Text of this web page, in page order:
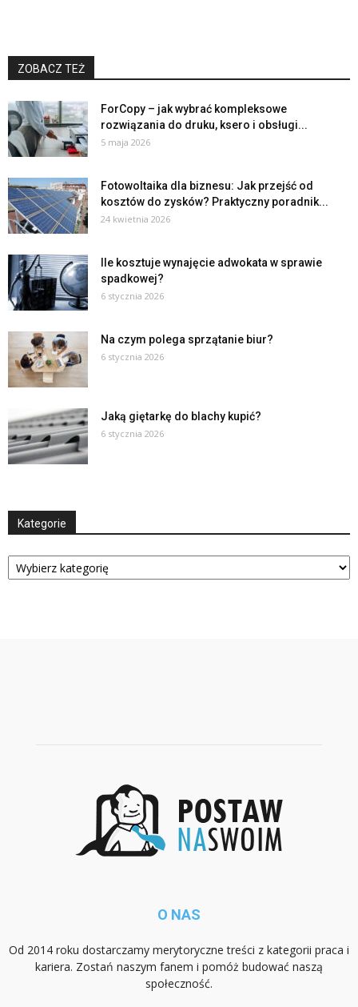
ZOBACZ TEŻ
ForCopy – jak wybrać kompleksowe
rozwiązania do druku, ksero i obsługi...
5 maja 2026
Fotowoltaika dla biznesu: Jak przejść od
kosztów do zysków? Praktyczny poradnik...
24 kwietnia 2026
Ile kosztuje wynajęcie adwokata w sprawie
spadkowej?
6 stycznia 2026
Na czym polega sprzątanie biur?
6 stycznia 2026
Jaką giętarkę do blachy kupić?
6 stycznia 2026
Kategorie
Kategorie
O NAS
Od 2014 roku dostarczamy merytoryczne treści z kategorii praca i
kariera. Zostań naszym fanem i pomóż budować naszą
społeczność.